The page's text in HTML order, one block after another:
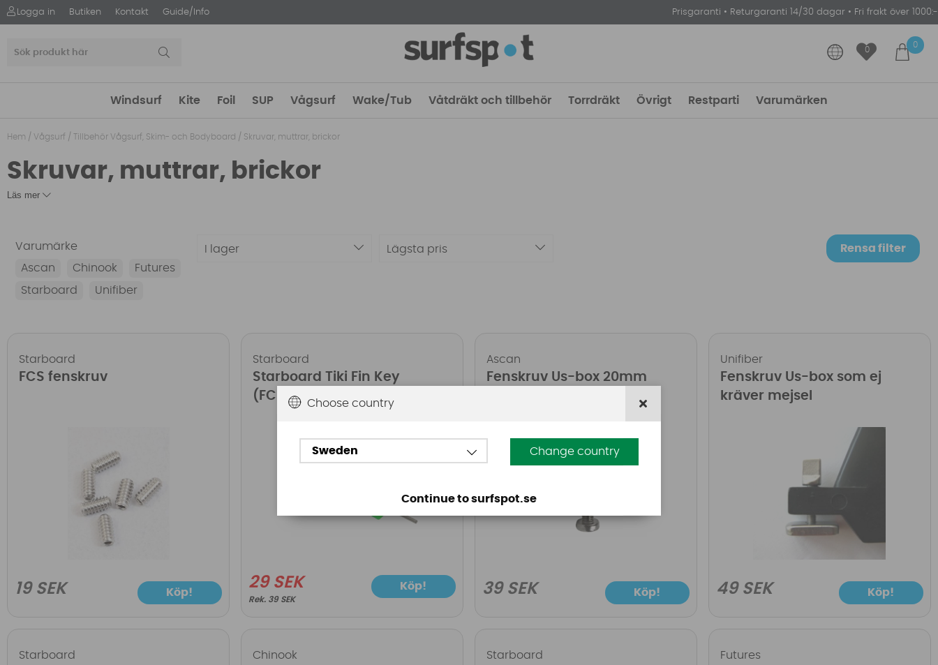
Logga in Butiken Kontakt Guide/Info Prisgaranti • Returgaranti 14/30 dagar • Fri frakt över 1000:-
0
0
Windsurf Kite Foil SUP Vågsurf Wake/Tub Våtdräkt och tillbehör Torrdräkt Övrigt Restparti Varumärken
Hem / Vågsurf / Tillbehör Vågsurf, Skim- och Bodyboard / Skruvar, muttrar, brickor
Skruvar, muttrar, brickor
Läs mer
Lägsta pris
Varumärke
Ascan
Chinook
Futures
Starboard
Unifiber
I lager Rensa filter
Starboard
FCS fenskruv
19 SEK Köp!
Starboard
Starboard Tiki Fin Key
(FCS)
29 SEK
39 SEK
Köp!
Ascan
Fenskruv Us-box 20mm
39 SEK Köp!
Unifiber
Fenskruv Us-box som ej
kräver mejsel
49 SEK Köp!
Starboard Chinook Starboard Futures
Choose country
Sweden Change country
Continue to surfspot.se